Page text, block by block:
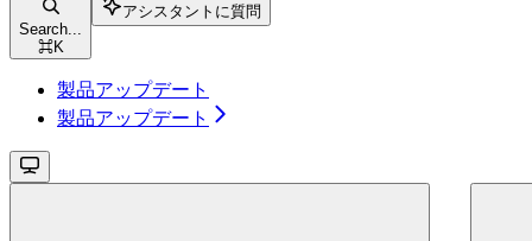
Search...
⌘K
アシスタントに質問
製品アップデート
製品アップデート